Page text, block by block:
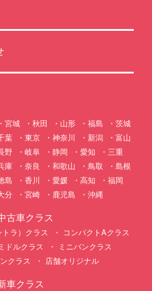
宮城 秋田 山形 福島
茨城
葉 東京 神奈川 新潟
富山
野 岐阜 静岡 愛知
三重
庫 奈良 和歌山 鳥取
島根
島 香川 愛媛 高知
福岡
分 宮崎 鹿児島 沖縄
古車クラス
ラ）クラス
コンパクトAクラス
ミドルクラス
ミニバンクラス
クラス 店舗オリジナル
車クラス